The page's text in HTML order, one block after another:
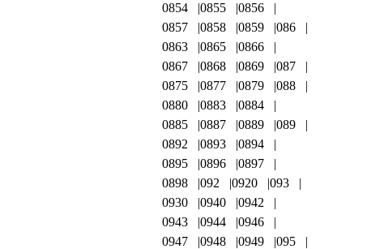
0854
0855
0856
0857
0858 0859
086
0863
0865
0866
0867
0868 0869
087
0875
0877 0879
088
0880
0883
0884
0885
0887 0889
089
0892
0893
0894
0895
0896
0897
0898
092 0920
093
0930
0940
0942
0943
0944
0946
0947
0948 0949
095